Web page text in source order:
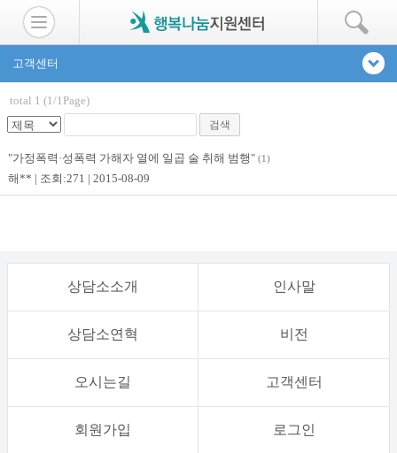
고객센터
total 1 (1/1Page)
검색
"가정폭력·성폭력 가해자 열에 일곱 술 취해 범행" (1)
해** 271 2015-08-09
상담소소개 인사말
상담소연혁 비전
오시는길 고객센터
회원가입 로그인